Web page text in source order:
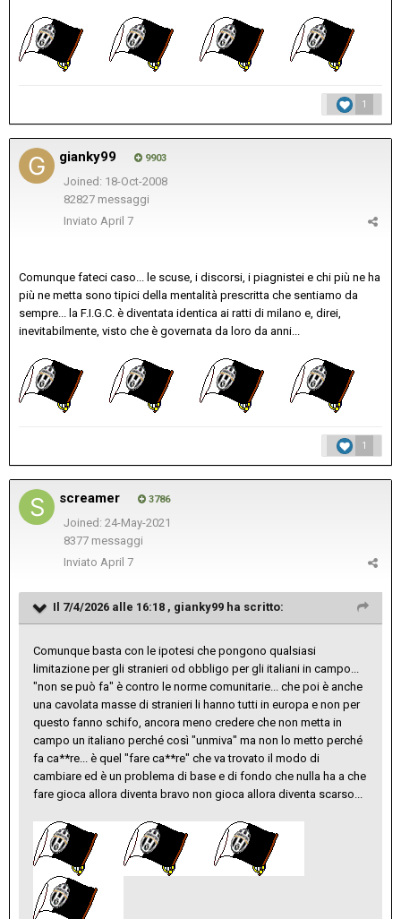
1
gianky99 9903
Joined: 18-Oct-2008
82827 messaggi
Inviato April 7
Comunque fateci caso... le scuse, i discorsi, i piagnistei e chi più ne ha
più ne metta sono tipici della mentalità prescritta che sentiamo da
sempre... la F.I.G.C. è diventata identica ai ratti di milano e, direi,
inevitabilmente, visto che è governata da loro da anni...
1
screamer 3786
Joined: 24-May-2021
8377 messaggi
Inviato April 7
Il 7/4/2026 alle 16:18 , gianky99 ha scritto:
Comunque basta con le ipotesi che pongono qualsiasi
limitazione per gli stranieri od obbligo per gli italiani in campo...
"non se può fa" è contro le norme comunitarie... che poi è anche
una cavolata masse di stranieri li hanno tutti in europa e non per
questo fanno schifo, ancora meno credere che non metta in
campo un italiano perché così "unmiva" ma non lo metto perché
fa ca**re... è quel "fare ca**re" che va trovato il modo di
cambiare ed è un problema di base e di fondo che nulla ha a che
fare gioca allora diventa bravo non gioca allora diventa scarso...